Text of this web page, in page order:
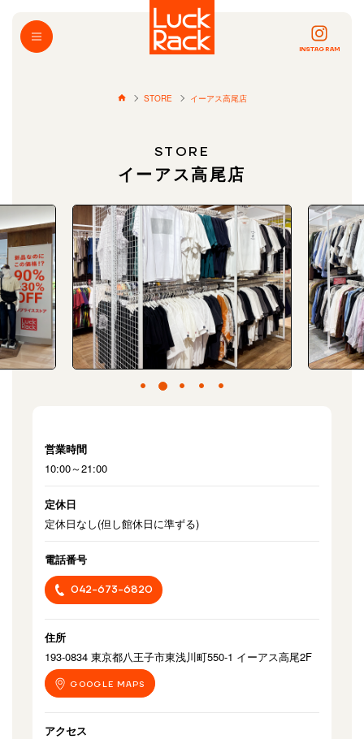
INSTAGRAM
STORE イーアス高尾店
STORE
イーアス高尾店
営業時間
10:00～21:00
定休日
定休日なし(但し館休日に準ずる)
電話番号
042-673-6820
住所
193-0834 東京都八王子市東浅川町550-1 イーアス高尾2F
GOOGLE MAPS
アクセス